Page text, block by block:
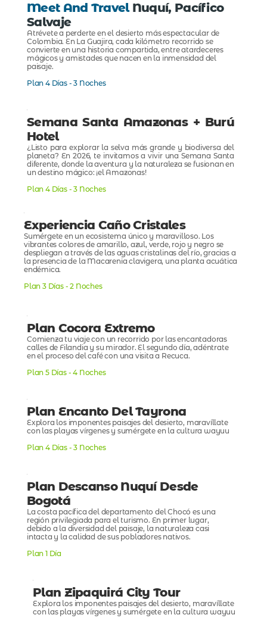
Meet And TravelNuquí, Pacífico
Salvaje
Atrévete a perderte en el desierto más espectacular de
Colombia. En La Guajira, cada kilómetro recorrido se
convierte en una historia compartida, entre atardeceres
mágicos y amistades que nacen en la inmensidad del
paisaje.
Plan 4 Días - 3 Noches
Semana Santa Amazonas + Burú
Hotel
¿Listo para explorar la selva más grande y biodiversa del
planeta? En 2026, te invitamos a vivir una Semana Santa
diferente, donde la aventura y la naturaleza se fusionan en
un destino mágico: ¡el Amazonas!
Plan 4 Días - 3 Noches
Experiencia Caño Cristales
Sumérgete en un ecosistema único y maravilloso. Los
vibrantes colores de amarillo, azul, verde, rojo y negro se
despliegan a través de las aguas cristalinas del río, gracias a
la presencia de la Macarenia clavigera, una planta acuática
endémica.
Plan 3 Días - 2 Noches
Plan Cocora Extremo
Comienza tu viaje con un recorrido por las encantadoras
calles de Filandia y su mirador. El segundo día, adéntrate
en el proceso del café con una visita a Recuca.
Plan 5 Días - 4 Noches
Plan Encanto Del Tayrona
Explora los imponentes paisajes del desierto, maravíllate
con las playas vírgenes y sumérgete en la cultura wayuu
Plan 4 Días - 3 Noches
Plan Descanso Nuquí Desde
Bogotá
La costa pacífica del departamento del Chocó es una
región privilegiada para el turismo. En primer lugar,
debido a la diversidad del paisaje, la naturaleza casi
intacta y la calidad de sus pobladores nativos.
Plan 1 Día
Plan Zipaquirá City Tour
Explora los imponentes paisajes del desierto, maravíllate
con las playas vírgenes y sumérgete en la cultura wayuu